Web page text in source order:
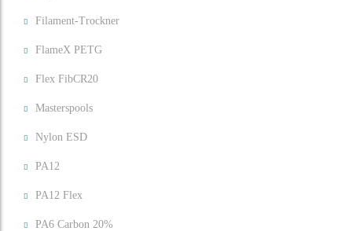
Filament-Trockner
FlameX PETG
Flex FibCR20
Masterspools
Nylon ESD
PA12
PA12 Flex
PA6 Carbon 20%